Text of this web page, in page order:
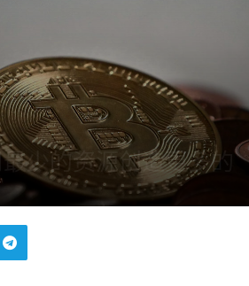
少的资源创造更多的